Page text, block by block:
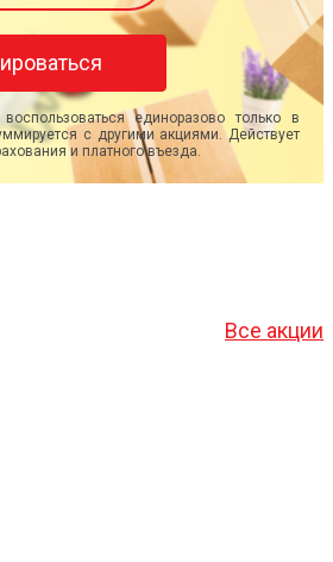
единоразово только в
с другими акциями. Действует
и платного въезда.
Все акции